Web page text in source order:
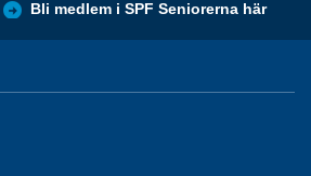
Bli medlem i SPF Seniorerna här